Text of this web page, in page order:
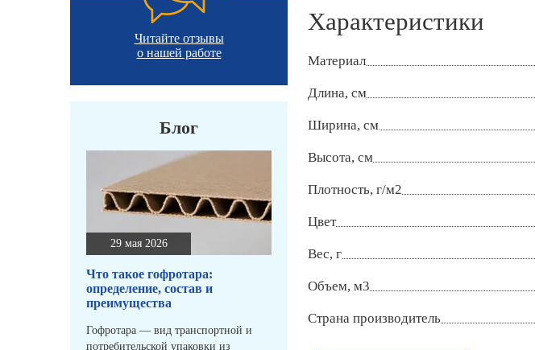
Читайте отзывы
о нашей работе
Блог
29 мая 2026
Что такое гофротара:
определение, состав и
преимущества
Гофротара — вид транспортной и
потребительской упаковки из
Характеристики
Материал
Длина, см
Ширина, см
Высота, см
Плотность, г/м2
Цвет
Вес, г
Объем, м3
Страна производитель